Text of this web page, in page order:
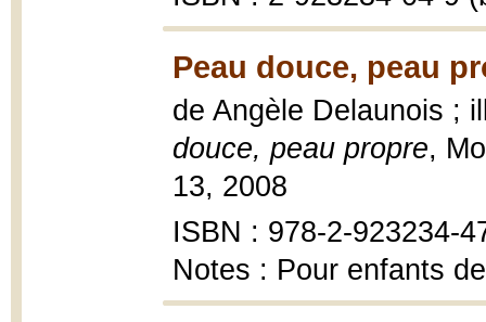
Peau douce, peau
de Angèle Delaunois ;
douce, peau propre,
13, 2008
ISBN : 978-2-923234-
Notes : Pour enfants